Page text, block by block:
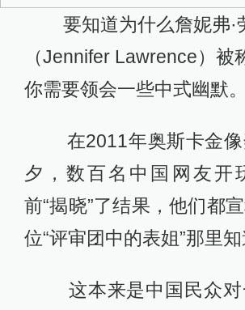
要知道为什么詹妮弗·
（Jennifer Lawrence）被
你需要领会一些中式幽默。
在2011年奥斯卡金像
夕，数百名中国网友开
前“揭晓”了结果，他们都
位“评审团中的表姐”那里知
这本来是中国民众对